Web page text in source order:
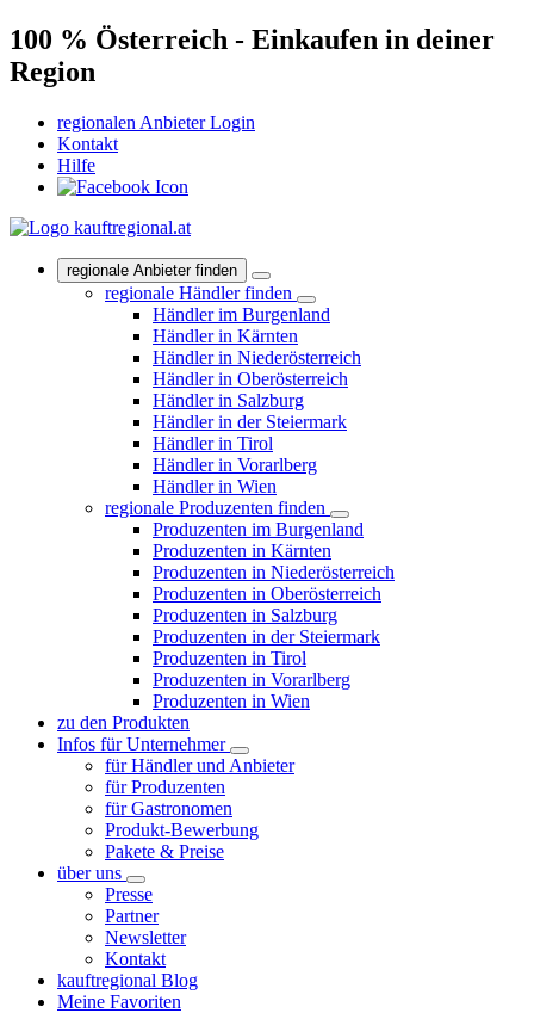
100 % Österreich - Einkaufen in deiner
Region
regionalen Anbieter Login
Kontakt
Hilfe
regionale Anbieter finden
regionale Händler finden
Händler im Burgenland
Händler in Kärnten
Händler in Niederösterreich
Händler in Oberösterreich
Händler in Salzburg
Händler in der Steiermark
Händler in Tirol
Händler in Vorarlberg
Händler in Wien
regionale Produzenten finden
Produzenten im Burgenland
Produzenten in Kärnten
Produzenten in Niederösterreich
Produzenten in Oberösterreich
Produzenten in Salzburg
Produzenten in der Steiermark
Produzenten in Tirol
Produzenten in Vorarlberg
Produzenten in Wien
zu den Produkten
Infos für Unternehmer
für Händler und Anbieter
für Produzenten
für Gastronomen
Produkt-Bewerbung
Pakete & Preise
über uns
Presse
Partner
Newsletter
Kontakt
kauftregional Blog
Meine Favoriten